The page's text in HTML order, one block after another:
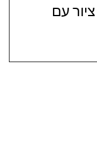
ציור עם